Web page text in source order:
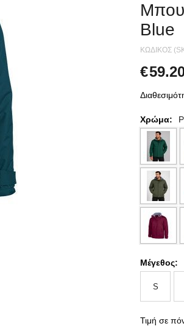
Blue
ΚΩΔΙΚΟΣ
€
Χρώμα:
Μέγεθος:
S
Τιμή σε